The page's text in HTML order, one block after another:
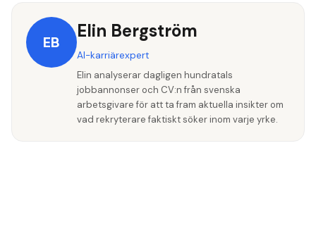
EB
Elin Bergström
AI-karriärexpert
Elin analyserar dagligen hundratals
jobbannonser och CV:n från svenska
arbetsgivare för att ta fram aktuella insikter om
vad rekryterare faktiskt söker inom varje yrke.